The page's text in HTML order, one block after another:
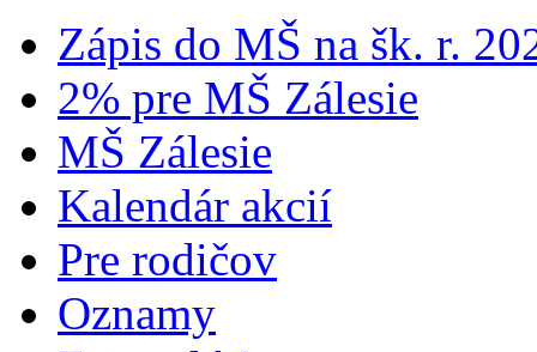
Zápis do MŠ na šk. r.
2% pre MŠ Zálesie
MŠ Zálesie
Kalendár akcií
Pre rodičov
Oznamy